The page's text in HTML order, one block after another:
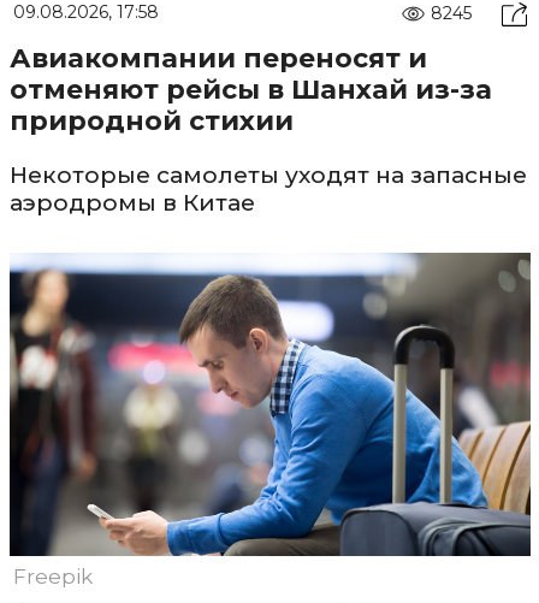
09.08.2026, 17:58 8245
Авиакомпании переносят и
отменяют рейсы в Шанхай из-за
природной стихии
Некоторые самолеты уходят на запасные
аэродромы в Китае
Freepik